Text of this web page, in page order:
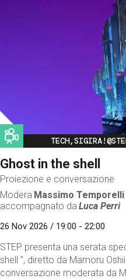
Image
Ghost in the shell
Proiezione e conversazione
Modera Massimo Temporelli
accompagnato da Luca Perri
26 Nov 2026 / 19:00 - 22:00
STEP presenta una serata
shell ", diretto da Mamoru
conversazione moderata da